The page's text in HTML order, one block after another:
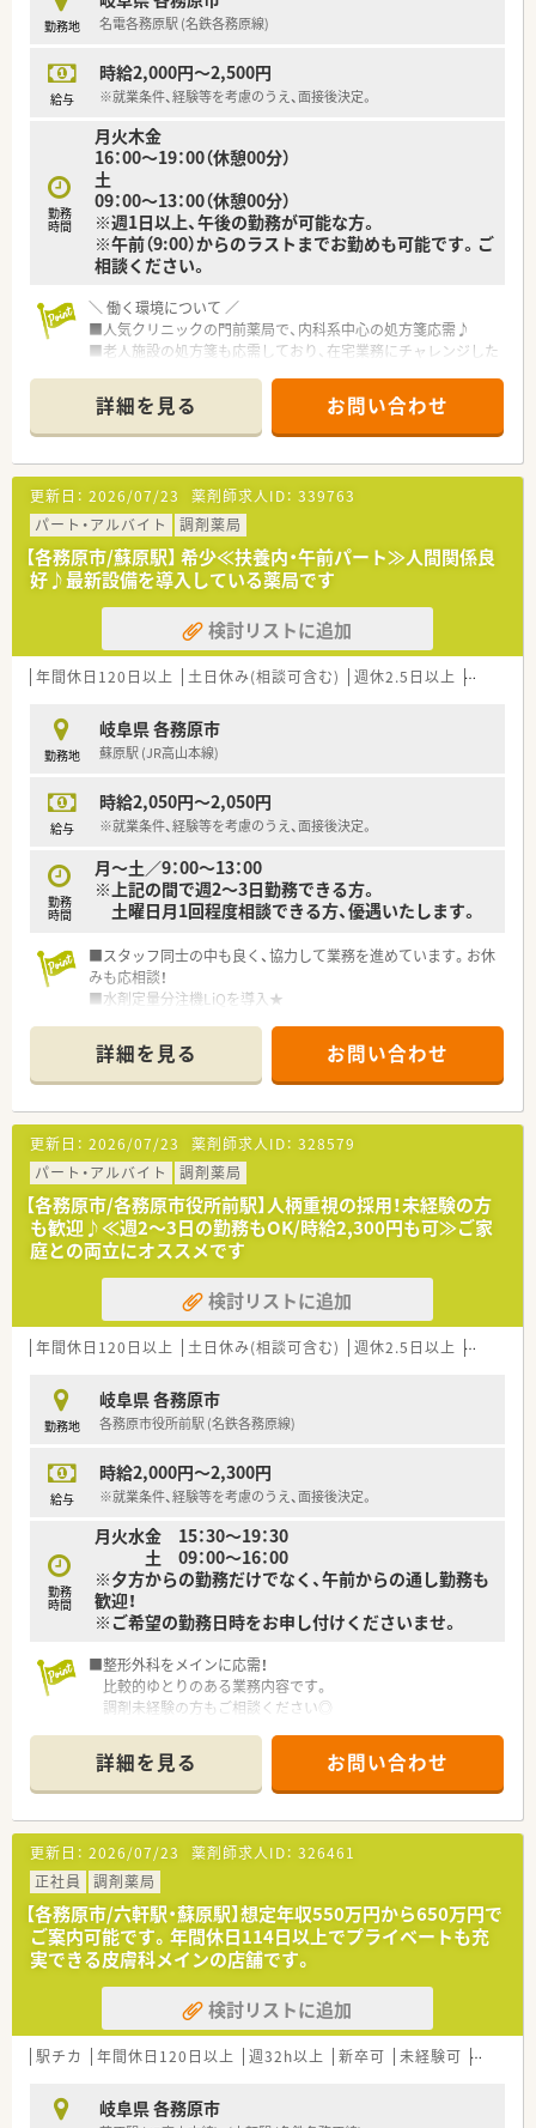
勤務地 名電各務原駅 (名鉄各務原線)
給与
時給2,000円～2,500円
※就業条件、経験等を考慮のうえ、面接後決定。
勤務
時間
月火木金
16：00～19：00（休憩00分）
土
09：00～13：00（休憩00分）
※週1日以上、午後の勤務が可能な方。
※午前（9:00）からのラストまでお勤めも可能です。ご
相談ください。
＼ 働く環境について ／
■人気クリニックの門前薬局で、内科系中心の処方箋応需♪
■老人施設の処方箋も応需しており、在宅業務にチャレンジした
スキルアップしたい方にもおすすめ！
■経営者は、従業員に対して理解ある環境を心掛けております。
■スタッフ同士の仲も良く、協力して業務を進めています。お休
みも応相談！
■最新機器を導入しており、お仕事スムース♪
■午後中心にご勤務いただける方、土曜出勤できる方大歓迎！
＼ こんな会社です ／
■岐阜県各務原市に2店舗展開の調剤薬局です。
店舗同士は車で15分程度と近隣にあり、ヘルプ体制も充実◎
お休みが取得しやすい環境です。
■どちらの店舗も最新の調剤機器を導入しております、ご負担少
なく勤務頂けます。
■在宅を通じて「選ばれる薬局」になるため、
■再雇用で最長70歳までご勤務可能！長くお勤め希望の方もお
ススメです！
詳細を見る お問い合わせ
更新日： 2026/07/23 薬剤師求人ID： 339763
パート・アルバイト
調剤薬局
【各務原市/蘇原駅】 希少≪扶養内・午前パート≫人間関係良
好♪最新設備を導入している薬局です
検討リストに追加
年間休日120日以上 土日休み(相談可含む) 週休2.5日以上 未経験可
勤務地
岐阜県 各務原市
蘇原駅 (JR高山本線)
給与
時給2,050円～2,050円
※就業条件、経験等を考慮のうえ、面接後決定。
勤務
時間
月～土／9：00～13：00
※上記の間で週2～3日勤務できる方。
土曜日月1回程度相談できる方、優遇いたします。
■スタッフ同士の中も良く、協力して業務を進めています。お休
みも応相談！
■水剤定量分注機LiQを導入★
薬局です。
■経営者も薬剤師で、理解のある職場環境を心がけています。
■介護分野にも注力しており、薬剤師の活躍の場を拡げていきた
いと考えています。
詳細を見る お問い合わせ
更新日： 2026/07/23 薬剤師求人ID： 328579
パート・アルバイト
調剤薬局
【各務原市/各務原市役所前駅】人柄重視の採用！未経験の方
も歓迎♪≪週2～3日の勤務もOK/時給2,300円も可≫ご家
庭との両立にオススメです
検討リストに追加
年間休日120日以上 土日休み(相談可含む) 週休2.5日以上 週32h以
勤務地
岐阜県 各務原市
各務原市役所前駅 (名鉄各務原線)
給与
時給2,000円～2,300円
※就業条件、経験等を考慮のうえ、面接後決定。
勤務
時間
月火水金 15：30～19：30
土 09：00～16：00
※夕方からの勤務だけでなく、午前からの通し勤務も
歓迎！
※ご希望の勤務日時をお申し付けくださいませ。
■整形外科をメインに応需！
比較的ゆとりのある業務内容です。
調剤未経験の方もご相談ください◎
リウマチ科・リハビリテーション科・スポーツ整形・
ペインクリニック等の処方箋を応需しており、
経験を積むことができます。
■各務原市を中心に数店舗展開している、
地域密着型の薬局です。
■ゆったりと自分のペースでお仕事していただける環境ですの
で、
未経験の方も徐々にスキルアップしていただけますよ♪
■温和な代表のもと、風通しの良いあたたかい雰囲気の企業で
す。
採用も人柄重視です！
詳細を見る お問い合わせ
更新日： 2026/07/23 薬剤師求人ID： 326461
正社員
調剤薬局
【各務原市/六軒駅・蘇原駅】想定年収550万円から650万円で
ご案内可能です。年間休日114日以上でプライベートも充
実できる皮膚科メインの店舗です。
検討リストに追加
駅チカ 年間休日120日以上 週32h以上 新卒可 未経験可 ブラン
岐阜県 各務原市